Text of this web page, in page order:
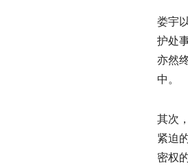
娄宇
护处
亦然
中。
其次
紧迫
密权